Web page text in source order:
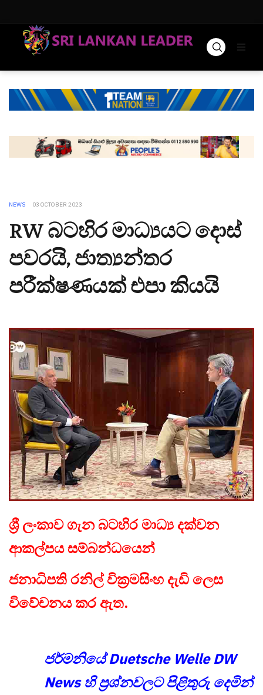
NEWS 03 OCTOBER 2023
RW බටහිර මාධ්‍යයට දොස්
පවරයි, ජාත්‍යන්තර
පරීක්ෂණයක් එපා කියයි
ශ්‍රී ලංකාව ගැන බටහිර මාධ්‍ය දක්වන
ආකල්පය සම්බන්ධයෙන්
ජනාධිපති රනිල් වික්‍රමසිංහ දැඩි ලෙස
විවේචනය කර ඇත.
ජර්මනියේ Duetsche Welle DW
News හි ප්‍රශ්නවලට පිළිතුරු දෙමින්